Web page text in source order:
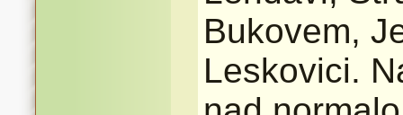
Bukovem,
Leskovici.